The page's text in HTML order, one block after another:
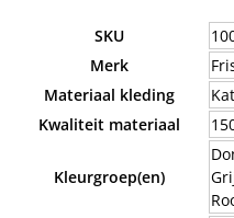
SKU
Merk
Materiaal kleding
Kwaliteit materiaal
Kleurgroep(en)